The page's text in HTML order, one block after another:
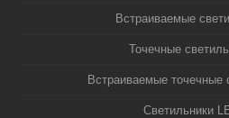
Встраиваемые
Точечные
Встраиваемые точечные
Светильники